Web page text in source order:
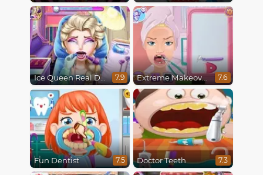
Ice Queen Real Dentist 7.9 Extreme Makeover 7.6
Fun Dentist 7.5 Doctor Teeth 7.3